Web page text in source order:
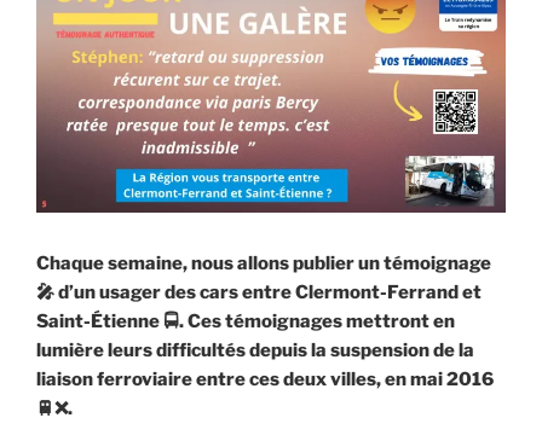
Chaque semaine, nous allons publier un témoignage
🎤d’un usager des cars entre Clermont-Ferrand et
Saint-Étienne 🚍. Ces témoignages mettront en
lumière leurs difficultés depuis la suspension de la
liaison ferroviaire entre ces deux villes, en mai 2016
🚆❌.